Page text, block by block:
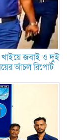
খাইয়ে জবাই ও দুই
আঁচল রিপোর্ট